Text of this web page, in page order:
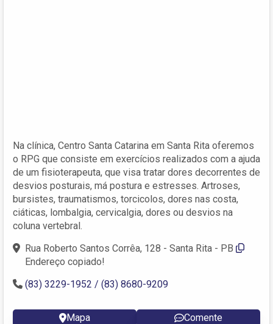
Na clínica, Centro Santa Catarina em Santa Rita oferemos
o RPG que consiste em exercícios realizados com a ajuda
de um fisioterapeuta, que visa tratar dores decorrentes de
desvios posturais, má postura e estresses. Artroses,
bursistes, traumatismos, torcicolos, dores nas costa,
ciáticas, lombalgia, cervicalgia, dores ou desvios na
coluna vertebral.
Rua Roberto Santos Corrêa, 128 - Santa Rita - PB
Endereço copiado!
(83) 3229-1952 / (83) 8680-9209
Mapa Comente